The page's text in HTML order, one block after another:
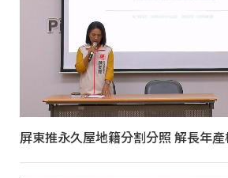
屏東推永久屋地籍分割分照 解長年